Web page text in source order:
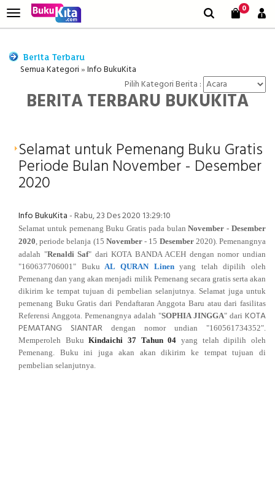
0
Semua Kategori»Info BukuKita
Pilih Kategori Berita :
BERITA TERBARU BUKUKITA
Selamat untuk Pemenang Buku Gratis
Periode Bulan November - Desember
2020
Info BukuKita- Rabu, 23 Des 2020 13:29:10
Selamat untuk pemenang Buku Gratis pada bulan November- Desember
2020 , periode belanja (15 November- 15 Desember 2020). Pemenangnya
adalah "Renaldi Saf" dari KOTA BANDA ACEH dengan nomor undian
"160637706001 " Buku AL QURAN Linenyang telah dipilih oleh
Pemenang dan yang akan menjadi milik Pemenang secara gratis serta akan
dikirim ke tempat tujuan di pembelian selanjutnya.
Selamat juga untuk
pemenang Buku Gratis dari Pendaftaran Anggota Baru atau dari fasilitas
Referensi Anggota. Pemenangnya adalah "SOPHIA JINGGA" dari KOTA
PEMATANG SIANTAR
dengan nomor undian "160561734352".
Memperoleh BukuKindaichi 37 Tahun 04yang telah dipilih oleh
Pemenang. Buku ini juga akan akan dikirim ke tempat tujuan di
pembelian selanjutnya